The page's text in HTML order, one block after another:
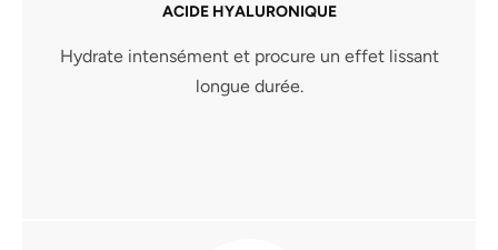
ACIDE HYALURONIQUE
Hydrate intensément et procure un effet lissant
longue durée.